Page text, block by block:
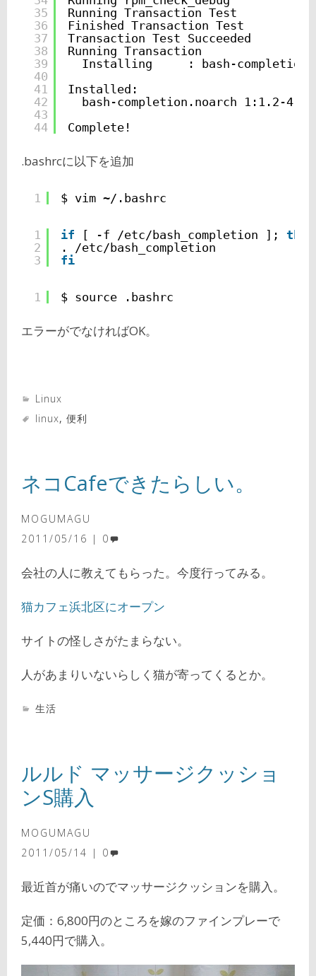
35
36
37
38
39
40
41
42
43
44
Running Transaction Test
Finished Transaction Test
Transaction Test Succeeded
Running Transaction
Installing     : bash-completion
Installed:
bash-completion.noarch 1:1.2-
Complete!
.bashrcに以下を追加
1 $ vim ~/.bashrc
1
2
3
if [ -f /etc/bash_completion ]; then
. /etc/bash_completion
fi
1 $ source .bashrc
エラーがでなければOK。
Linux
linux, 便利
ネコCafeできたらしい。
MOGUMAGU
2011/05/16
0
会社の人に教えてもらった。今度行ってみる。
猫カフェ浜北区にオープン
サイトの怪しさがたまらない。
人があまりいないらしく猫が寄ってくるとか。
生活
ルルド マッサージクッショ
ンS購入
MOGUMAGU
2011/05/14
0
最近首が痛いのでマッサージクッションを購入。
定価：6,800円のところを嫁のファインプレーで
5,440円で購入。